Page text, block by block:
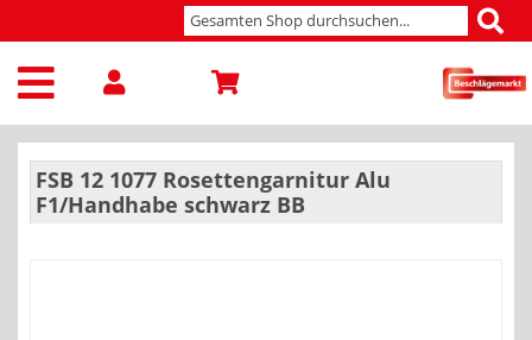
FSB 12 1077 Rosettengarnitur Alu
F1/Handhabe schwarz BB